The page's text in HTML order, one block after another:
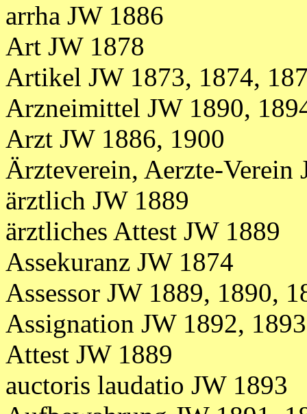
arrha JW 1886
Art JW 1878
Artikel JW 1873, 1874,
Arzneimittel JW 1890,
Arzt JW 1886, 1900
Ärzteverein, Aerzte-Verein
ärztlich JW 1889
ärztliches Attest JW 1889
Assekuranz JW 1874
Assessor JW 1889, 1890,
Assignation JW 1892,
Attest JW 1889
auctoris laudatio JW 1893